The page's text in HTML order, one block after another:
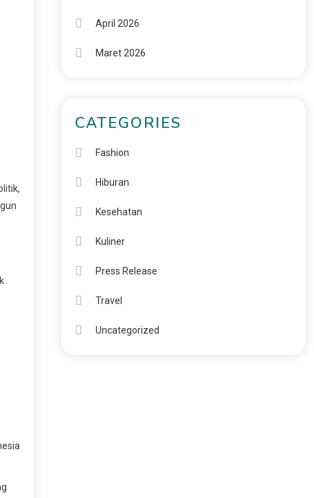
April 2026
Maret 2026
CATEGORIES
Fashion
Hiburan
Kesehatan
Kuliner
Press Release
Travel
Uncategorized